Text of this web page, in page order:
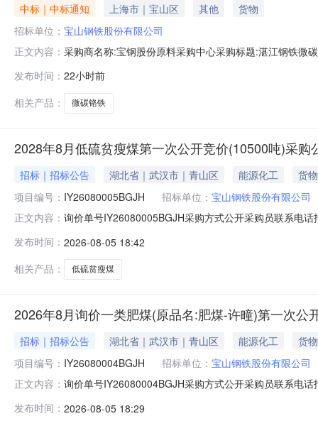
中标｜中标通知 上海市｜宝山区 其他
货物
招标单位： 宝山钢铁股份有限公司
正文内容： 采购商名称:宝钢股份原料采购中心采购标题:湛江钢铁微
发布时间： 22小时前
相关产品：
微碳铬铁
2028年8月低硫贫瘦煤第一次公开竞价(10500吨)采购
招标｜招标公告 湖北省｜武汉市｜青山区 能源化工
货物
项目编号： IY26080005BGJH 招标单位： 宝山钢铁股份有限公司
正文内容： 询价单号IY26080005BGJH采购方式公开采购员联系电
证金额度：2000000.0元三、商务条款：定价说明：湿
发布时间： 2026-08-05 18:42
相关产品：
低硫贫瘦煤
2026年8月询价一类肥煤(原品名:肥煤-许疃)第一次
招标｜招标公告 湖北省｜武汉市｜青山区 能源化工
货物
项目编号： IY26080004BGJH 招标单位： 宝山钢铁股份有限公司
正文内容： 询价单号IY26080004BGJH采购方式公开采购员联系电
二、保证金额度：2000000.0元三、商务条款：定价说
发布时间： 2026-08-05 18:29